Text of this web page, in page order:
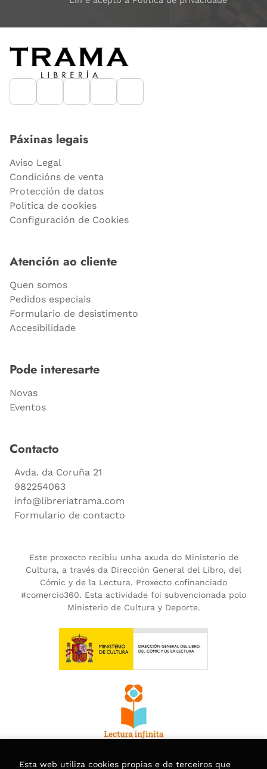
Páxinas legais
Aviso Legal
Condicións de venta
Protección de datos
Política de cookies
Configuración de Cookies
Atención ao cliente
Quen somos
Pedidos especiais
Formulario de desistimento
Accesibilidade
Pode interesarte
Novas
Eventos
Contacto
Avda. da Coruña 21
982254063
info@libreriatrama.com
Formulario de contacto
Este proxecto recibiu unha axuda do Ministerio de
Cultura, a través da Dirección General del Libro, del
Cómic y de la Lectura. Proxecto cofinanciado
#comercio360. Esta actividade foi subvencionada polo
Ministerio de Cultura y Deporte.
Esta web utiliza cookies propias e de terceiros que